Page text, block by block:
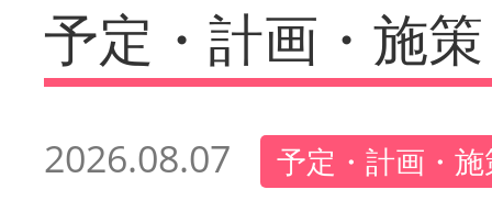
予定・計画・施策
2026.08.07 予定・計画・